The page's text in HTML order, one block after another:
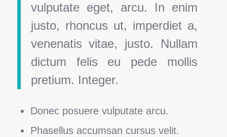
vulputate eget, arcu. In enim
justo, rhoncus ut, imperdiet a,
venenatis vitae, justo. Nullam
dictum felis eu pede mollis
pretium. Integer.
Donec posuere vulputate arcu.
Phasellus accumsan cursus velit.